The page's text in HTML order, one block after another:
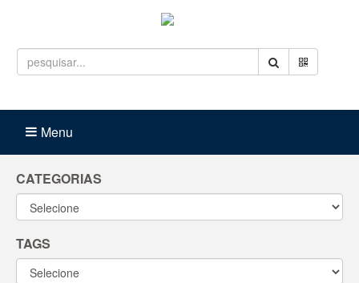
Menu
CATEGORIAS
TAGS